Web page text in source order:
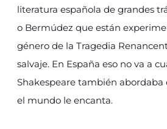
literatura española de grandes
o Bermúdez que están
género de la Tragedia
salvaje. En España eso no va a
Shakespeare también abordaba
el mundo le encanta.